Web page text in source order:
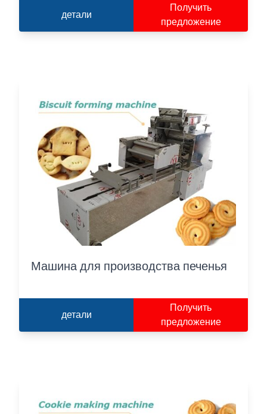
детали
Получить
предложение
Машина для производства печенья
детали
Получить
предложение